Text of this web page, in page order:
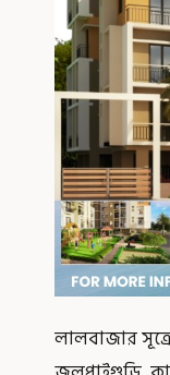
লালবাজার